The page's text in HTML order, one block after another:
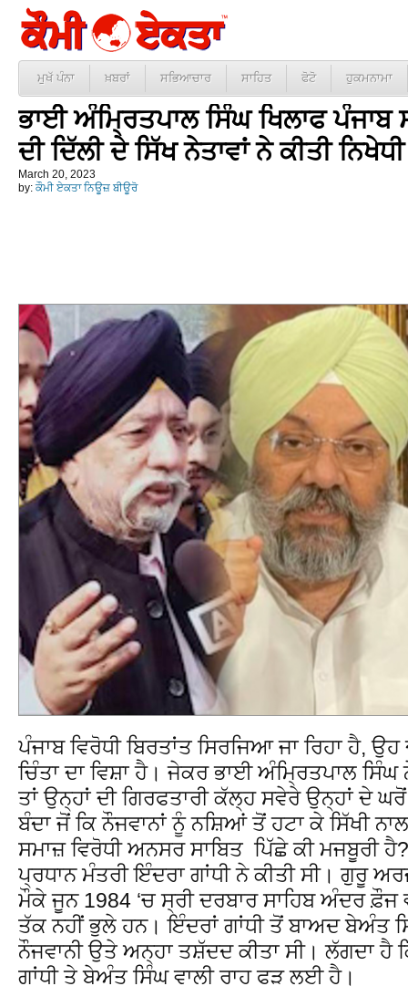
ਮੁਖੱ ਪੰਨਾ ਖ਼ਬਰਾਂ ਸਭਿਆਚਾਰ ਸਾਹਿਤ ਫੋਟੋ ਹੁਕਮਨਾਮਾ
ਭਾਈ ਅੰਮ੍ਰਿਤਪਾਲ ਸਿੰਘ ਖਿਲਾਫ ਪੰਜਾਬ
ਦੀ ਦਿੱਲੀ ਦੇ ਸਿੱਖ ਨੇਤਾਵਾਂ ਨੇ ਕੀਤੀ ਨਿਖੇਧੀ
March 20, 2023
by: ਕੌਮੀ ਏਕਤਾ ਨਿਊਜ਼ ਬੀਊਰੋ
ਪੰਜਾਬ ਵਿਰੋਧੀ ਬਿਰਤਾਂਤ ਸਿਰਜਿਆ ਜਾ ਰਿਹਾ ਹੈ,
ਚਿੰਤਾ ਦਾ ਵਿਸ਼ਾ ਹੈ। ਜੇਕਰ ਭਾਈ ਅੰਮ੍ਰਿਤਪਾਲ ਸਿੰਘ
ਤਾਂ ਉਨ੍ਹਾਂ ਦੀ ਗਿਰਫਤਾਰੀ ਕੱਲ੍ਹ ਸਵੇਰੇ ਉਨ੍ਹਾਂ ਦੇ
ਬੰਦਾ ਜੋਂ ਕਿ ਨੌਜਵਾਨਾਂ ਨੂੰ ਨਸ਼ਿਆਂ ਤੋਂ ਹਟਾ ਕੇ ਸਿੱਖੀ
ਸਮਾਜ਼ ਵਿਰੋਧੀ ਅਨਸਰ ਸਾਬਿਤ ਪਿੱਛੇ ਕੀ ਮਜਬੂਰੀ
ਪ੍ਰਧਾਨ ਮੰਤਰੀ ਇੰਦਰਾ ਗਾਂਧੀ ਨੇ ਕੀਤੀ ਸੀ। ਗੁਰੂ
ਮੌਕੇ ਜੂਨ 1984 ‘ਚ ਸ੍ਰੀ ਦਰਬਾਰ ਸਾਹਿਬ ਅੰਦਰ
ਤੱਕ ਨਹੀਂ ਭੁਲੇ ਹਨ। ਇੰਦਰਾਂ ਗਾਂਧੀ ਤੋਂ ਬਾਅਦ ਬੇਅੰਤ
ਨੌਜਵਾਨੀ ਉਤੇ ਅਨ੍ਹਾ ਤਸ਼ੱਦਦ ਕੀਤਾ ਸੀ। ਲੱਗਦਾ ਹੈ
ਗਾਂਧੀ ਤੇ ਬੇਅੰਤ ਸਿੰਘ ਵਾਲੀ ਰਾਹ ਫੜ ਲਈ ਹੈ।